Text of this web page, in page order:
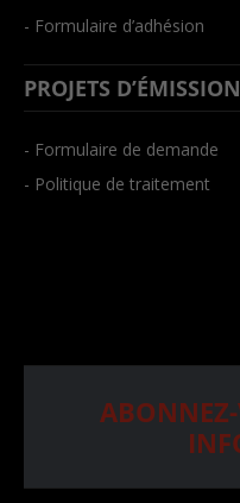
- Formulaire d’adhésion
PROJETS D’ÉMISSION
- Formulaire de demande
- Politique de traitement